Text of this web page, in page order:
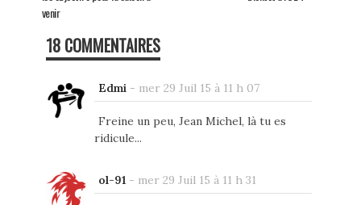
venir
18 COMMENTAIRES
Edmi- mer 29 Juil 15 à 11 h 07
Freine un peu, Jean Michel, là tu es
ridicule...
ol-91- mer 29 Juil 15 à 11 h 31